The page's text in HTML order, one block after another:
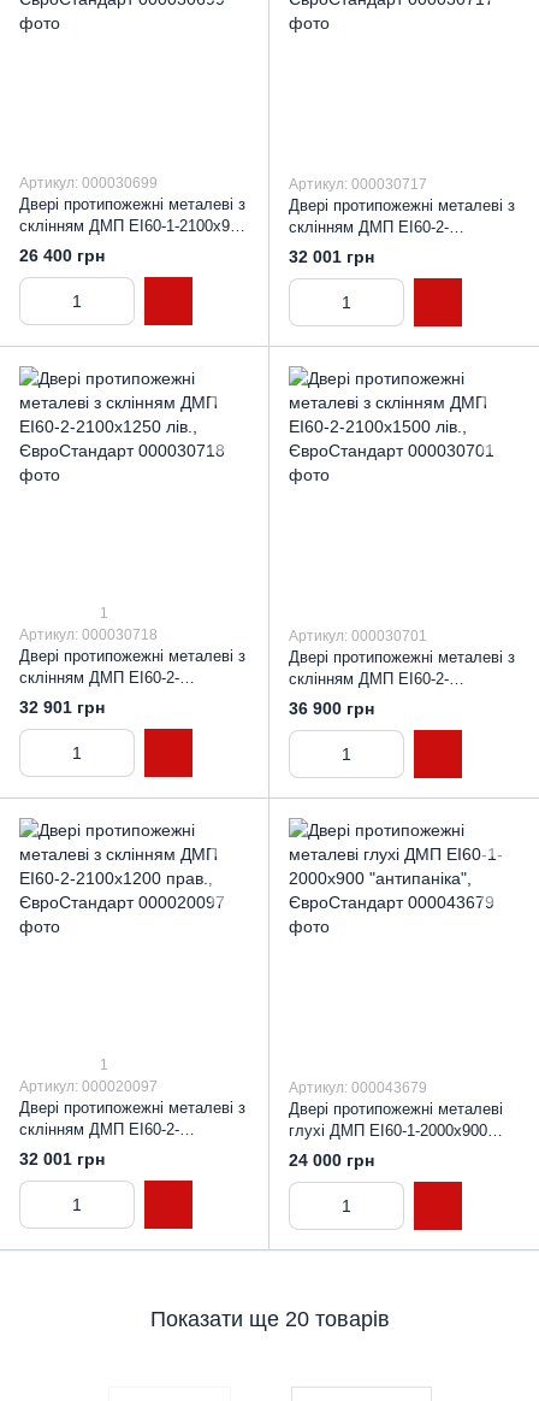
Артикул: 000030699
Двері протипожежні металеві з
склінням ДМП ЕІ60-1-2100х900
лів., ЄвроСтандарт
26 400 грн
Артикул: 000030717
Двері протипожежні металеві з
склінням ДМП ЕІ60-2-
2100x1200 лів., ЄвроСтандарт
32 001 грн
1
Артикул: 000030718
Двері протипожежні металеві з
склінням ДМП ЕІ60-2-
2100x1250 лів., ЄвроСтандарт
32 901 грн
Артикул: 000030701
Двері протипожежні металеві з
склінням ДМП ЕІ60-2-
2100x1500 лів., ЄвроСтандарт
36 900 грн
1
Артикул: 000020097
Двері протипожежні металеві з
склінням ДМП ЕІ60-2-
2100x1200 прав.,
ЄвроСтандарт
32 001 грн
Артикул: 000043679
Двері протипожежні металеві
глухі ДМП ЕІ60-1-2000х900
"антипаніка", ЄвроСтандарт
24 000 грн
Показати ще 20 товарів